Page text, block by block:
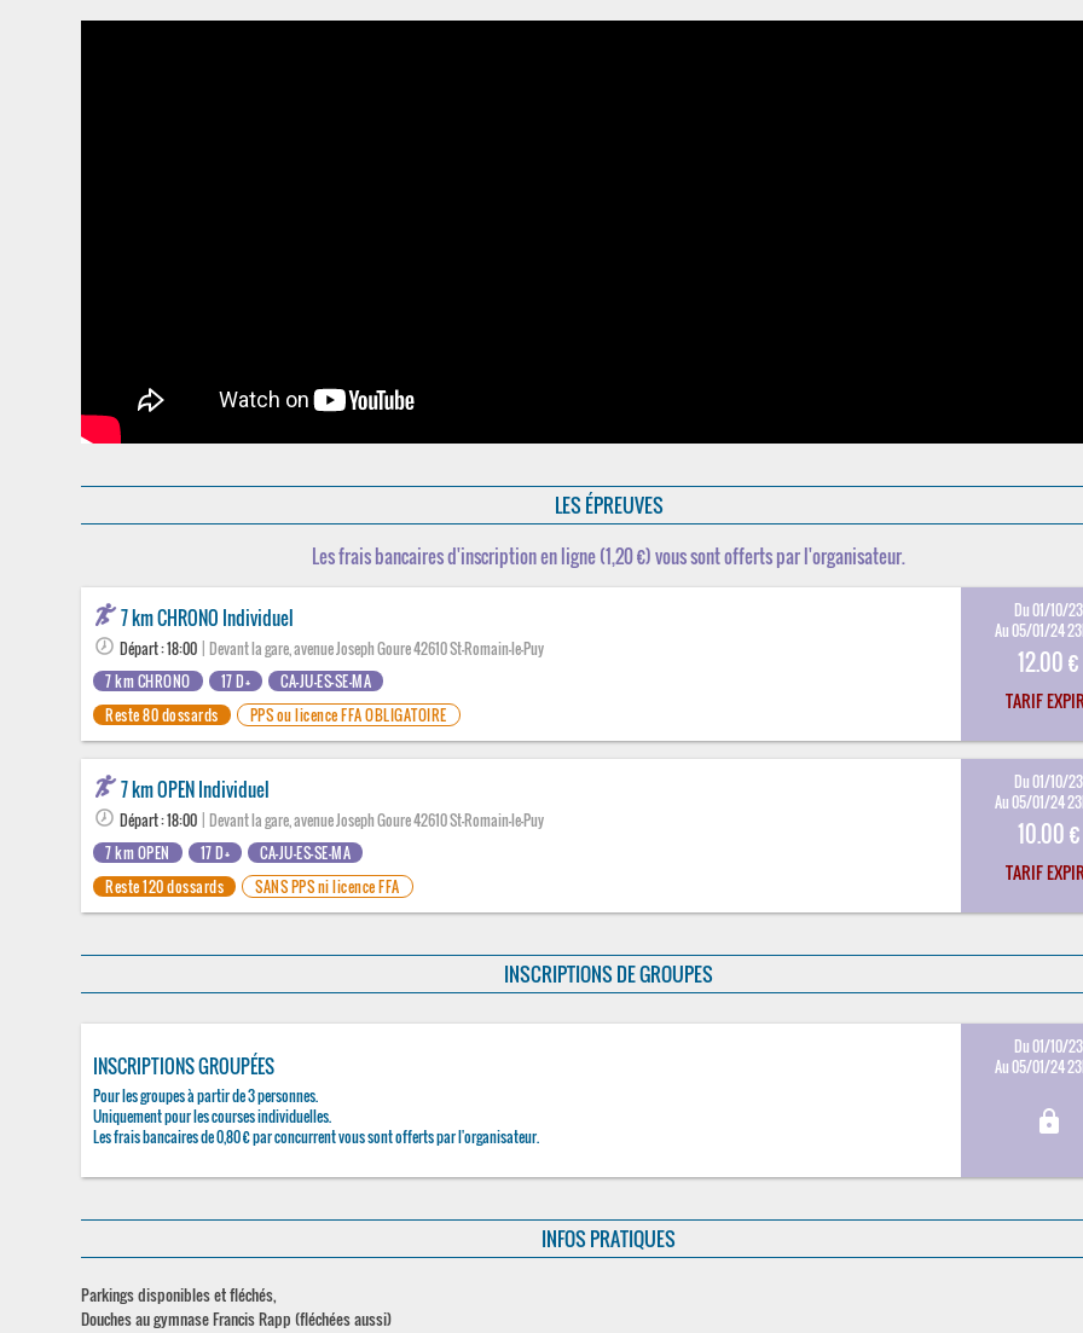
LES ÉPREUVES
Les frais bancaires d'inscription en ligne (1,20 €) vous sont offerts par l'organisateur.
7 km CHRONO Individuel
Départ : 18:00 | Devant la gare, avenue Joseph Goure 42610 St-Romain-le-Puy
7 km CHRONO
17 D+
CA-JU-ES-SE-MA
Reste 80 dossards
PPS ou licence FFA OBLIGATOIRE
Du 01/10/23
Au 05/01/24
12.00 €
TARIF
7 km OPEN Individuel
Départ : 18:00 | Devant la gare, avenue Joseph Goure 42610 St-Romain-le-Puy
7 km OPEN
17 D+
CA-JU-ES-SE-MA
Reste 120 dossards
SANS PPS ni licence FFA
Du 01/10/23
Au 05/01/24
10.00 €
TARIF
INSCRIPTIONS DE GROUPES
INSCRIPTIONS GROUPÉES
Pour les groupes à partir de 3 personnes.
Uniquement pour les courses individuelles.
Les frais bancaires de 0,80 € par concurrent vous sont offerts par l'organisateur.
Du 01/10/23
Au 05/01/24
lock
INFOS PRATIQUES
Parkings disponibles et fléchés,
Douches au gymnase Francis Rapp (fléchées aussi)